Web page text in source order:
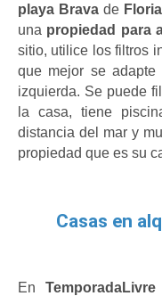
playa Brava de
una propiedad para
sitio, utilice los filtros
que mejor se
izquierda. Se puede
la casa, tiene
distancia del mar y
propiedad que es su
Casas en
En